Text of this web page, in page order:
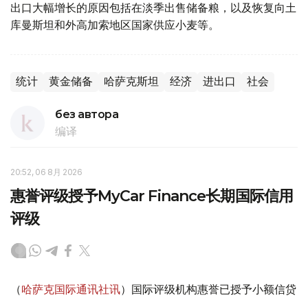
出口大幅增长的原因包括在淡季出售储备粮，以及恢复向土
库曼斯坦和外高加索地区国家供应小麦等。
统计 黄金储备 哈萨克斯坦 经济 进出口 社会
без автора
编译
20:52, 06 8月 2026
惠誉评级授予MyCar Finance长期国际信用
评级
（哈萨克国际通讯社讯）国际评级机构惠誉已授予小额信贷